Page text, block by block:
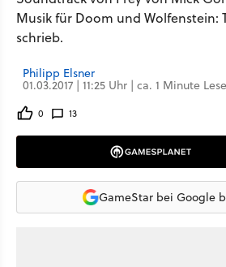
Musik für Doom und Wolfenstein:
schrieb.
Philipp Elsner
01.03.2017 | 11:25 Uhr | ca. 1 Minute
0 13
GameStar bei Google